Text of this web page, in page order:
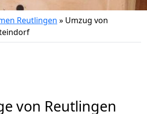
Reutlingen » Umzug von
von Reutlingen